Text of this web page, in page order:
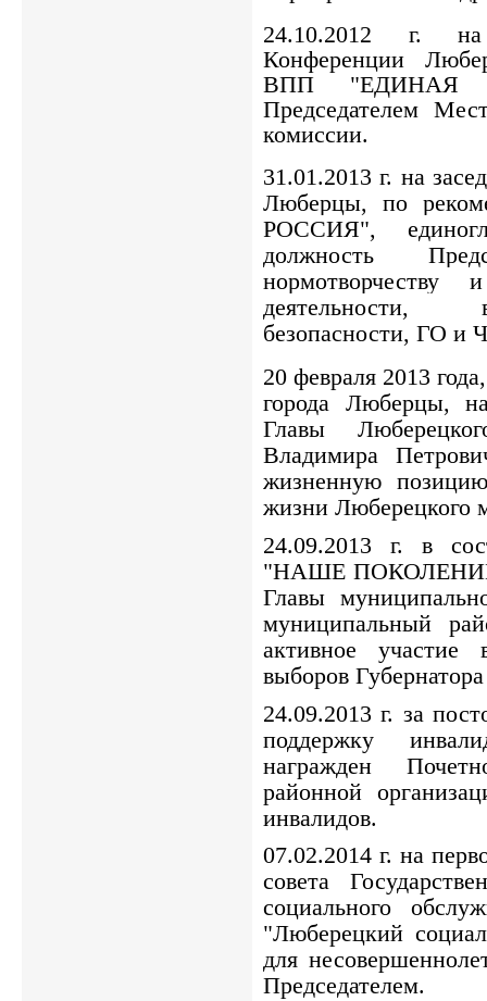
24.10.2012 г. на
Конференции
ВПП "ЕДИНАЯ
Председателем
комиссии.
31.01.2013 г. на
Люберцы, по
РОССИЯ",
должность
нормотворчеству
деятельности,
безопасности, ГО и
20 февраля 2013
города Люберцы,
Главы
Владимира
жизненную
жизни Люберецкого
24.09.2013 г. в
"НАШЕ ПОКОЛЕНИЕ"
Главы
муниципальный
активное участие
выборов
24.09.2013 г. за
поддержку
награжден
районной
инвалидов.
07.02.2014 г. на
совета
социального
"Люберецкий
для
Председателем.